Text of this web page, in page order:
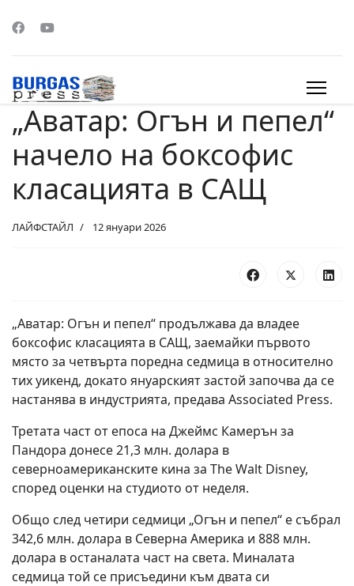
„Аватар: Огън и пепел“
начело на боксофис
класацията в САЩ
ЛАЙФСТАЙЛ 12 януари 2026
„Аватар: Огън и пепел“ продължава да владее
боксофис класацията в САЩ, заемайки първото
място за четвърта поредна седмица в относително
тих уикенд, докато януарският застой започва да се
настанява в индустрията, предава Associated Press.
Третата част от епоса на Джеймс Камерън за
Пандора донесе 21,3 млн. долара в
северноамериканските кина за The Walt Disney,
според оценки на студиото от неделя.
Общо след четири седмици „Огън и пепел“ е събрал
342,6 млн. долара в Северна Америка и 888 млн.
долара в останалата част на света. Миналата
седмица той се присъедини към двата си